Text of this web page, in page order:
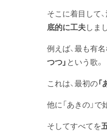
そこに着目して
底的に工夫しま
例えば、最も有
つつ」 という歌。
これは、最初の
他に「あきの」
そしてすべてを